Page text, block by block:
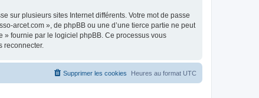
sur plusieurs sites Internet différents. Votre mot de passe
arcet.com », de phpBB ou une d’une tierce partie ne peut
» fournie par le logiciel phpBB. Ce processus vous
reconnecter.
Heures au format UTC
Supprimer les cookies